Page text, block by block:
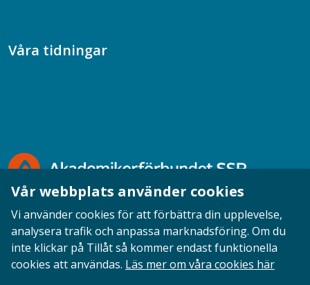
Våra tidningar
Opinion English Personuppgifter Cookies
Vår webbplats använder cookies
Vi använder cookies för att förbättra din upplevelse,
analysera trafik och anpassa marknadsföring. Om du
inte klickar på Tillåt så kommer endast funktionella
cookies att användas. Läs mer om våra cookies här